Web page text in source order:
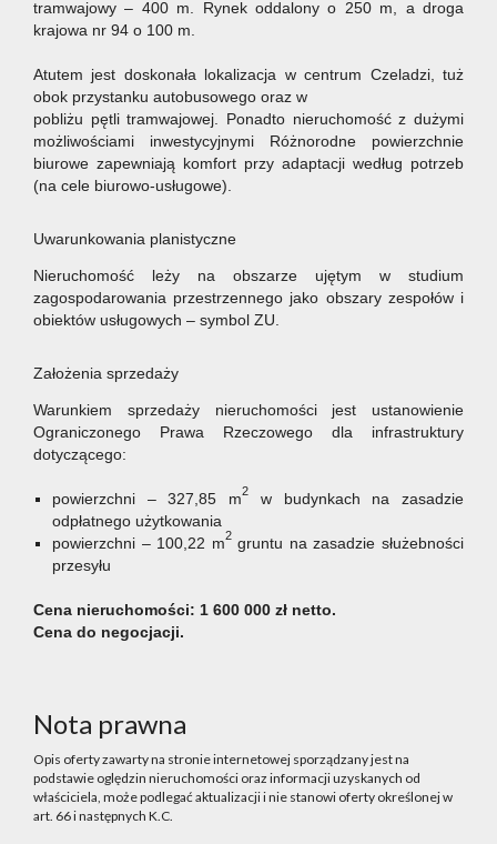
tramwajowy – 400 m. Rynek oddalony o 250 m, a droga
krajowa nr 94 o 100 m.
Atutem jest doskonała lokalizacja w centrum Czeladzi, tuż
obok przystanku autobusowego oraz w
pobliżu pętli tramwajowej. Ponadto nieruchomość z dużymi
możliwościami inwestycyjnymi Różnorodne powierzchnie
biurowe zapewniają komfort przy adaptacji według potrzeb
(na cele biurowo-usługowe).
Uwarunkowania planistyczne
Nieruchomość leży na obszarze ujętym w studium
zagospodarowania przestrzennego jako obszary zespołów i
obiektów usługowych – symbol ZU.
Założenia sprzedaży
Warunkiem sprzedaży nieruchomości jest ustanowienie
Ograniczonego Prawa Rzeczowego dla infrastruktury
dotyczącego:
powierzchni – 327,85 m2
w budynkach na zasadzie
odpłatnego użytkowania
powierzchni – 100,22 m2gruntu na zasadzie służebności
przesyłu
Cena nieruchomości: 1 600 000 zł netto.
Cena do negocjacji.
Nota prawna
Opis oferty zawarty na stronie internetowej sporządzany jest na
podstawie oględzin nieruchomości oraz informacji uzyskanych od
właściciela, może podlegać aktualizacji i nie stanowi oferty określonej w
art. 66 i następnych K.C.